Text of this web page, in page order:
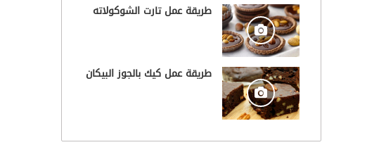
طريقة عمل تارت الشوكولاته
طريقة عمل كيك بالجوز البيكان